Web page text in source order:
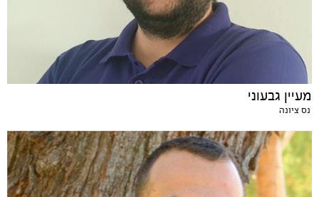
מעיין גבעוני
נס ציונה